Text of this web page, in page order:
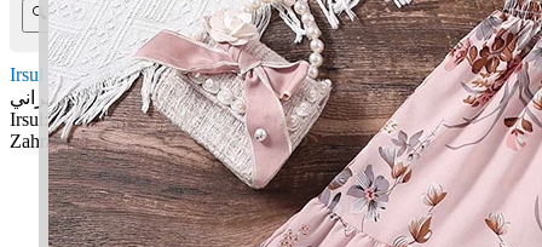
Irsul Zahrani
إرسلظهراني
Irsul: Warisan
Zahrani: Bunga yang cantik
✚ Baju Baby Custom Nama 'Irsul Zahrani'